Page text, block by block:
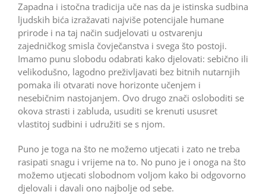
Zapadna i istočna tradicija uče nas da je istinska sudbina
ljudskih bića izražavati najviše potencijale humane
prirode i na taj način sudjelovati u ostvarenju
zajedničkog smisla čovječanstva i svega što postoji.
Imamo punu slobodu odabrati kako djelovati: sebično ili
velikodušno, lagodno preživljavati bez bitnih nutarnjih
pomaka ili otvarati nove horizonte učenjem i
nesebičnim nastojanjem. Ovo drugo znači osloboditi se
okova strasti i zabluda, usuditi se krenuti ususret
vlastitoj sudbini i udružiti se s njom.
Puno je toga na što ne možemo utjecati i zato ne treba
rasipati snagu i vrijeme na to. No puno je i onoga na što
možemo utjecati slobodnom voljom kako bi odgovorno
djelovali i davali ono najbolje od sebe.